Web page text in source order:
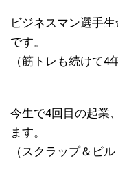
ビジネスマン選手
です。
（筋トレも続けて4
今生で4回目の起業
ます。
（スクラップ＆ビル